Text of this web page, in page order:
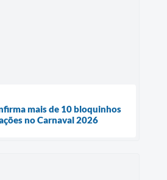
mais de 10 bloquinhos
no Carnaval 2026